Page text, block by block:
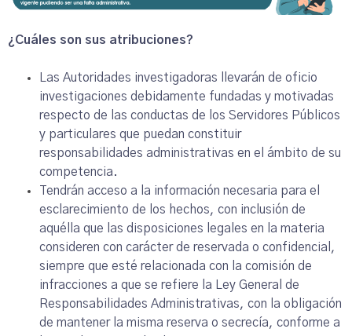
¿Cuáles son sus atribuciones?
Las Autoridades investigadoras llevarán de oficio
investigaciones debidamente fundadas y motivadas
respecto de las conductas de los Servidores Públicos
y particulares que puedan constituir
responsabilidades administrativas en el ámbito de su
competencia.
Tendrán acceso a la información necesaria para el
esclarecimiento de los hechos, con inclusión de
aquélla que las disposiciones legales en la materia
consideren con carácter de reservada o confidencial,
siempre que esté relacionada con la comisión de
infracciones a que se refiere la Ley General de
Responsabilidades Administrativas, con la obligación
de mantener la misma reserva o secrecía, conforme a